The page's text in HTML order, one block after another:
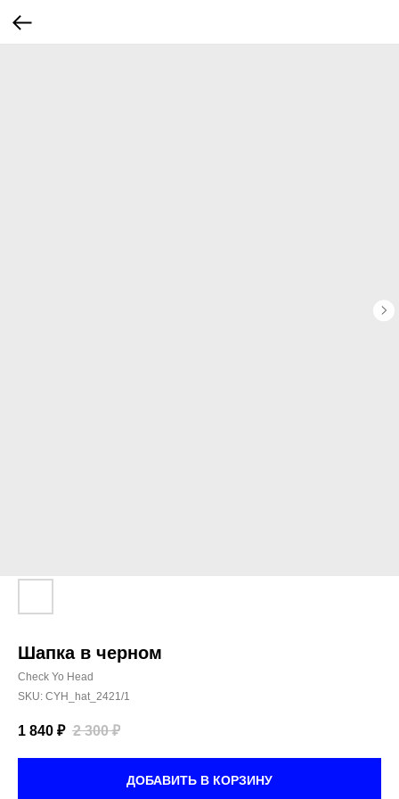
Шапка в черном
Check Yo Head
SKU: CYH_hat_2421/1
1 840 ₽ 2 300 ₽
ДОБАВИТЬ В КОРЗИНУ